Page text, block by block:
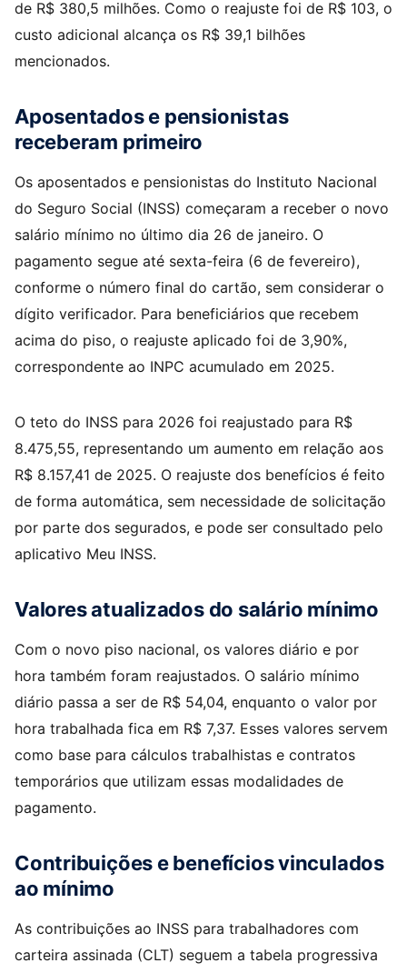
de R$ 380,5 milhões. Como o reajuste foi de R$ 103, o
custo adicional alcança os R$ 39,1 bilhões
mencionados.
Aposentados e pensionistas
receberam primeiro
Os aposentados e pensionistas do Instituto Nacional
do Seguro Social (INSS) começaram a receber o novo
salário mínimo no último dia 26 de janeiro. O
pagamento segue até sexta-feira (6 de fevereiro),
conforme o número final do cartão, sem considerar o
dígito verificador. Para beneficiários que recebem
acima do piso, o reajuste aplicado foi de 3,90%,
correspondente ao INPC acumulado em 2025.
O teto do INSS para 2026 foi reajustado para R$
8.475,55, representando um aumento em relação aos
R$ 8.157,41 de 2025. O reajuste dos benefícios é feito
de forma automática, sem necessidade de solicitação
por parte dos segurados, e pode ser consultado pelo
aplicativo Meu INSS.​
Valores atualizados do salário mínimo
Com o novo piso nacional, os valores diário e por
hora também foram reajustados. O salário mínimo
diário passa a ser de R$ 54,04, enquanto o valor por
hora trabalhada fica em R$ 7,37. Esses valores servem
como base para cálculos trabalhistas e contratos
temporários que utilizam essas modalidades de
pagamento.
Contribuições e benefícios vinculados
ao mínimo
As contribuições ao INSS para trabalhadores com
carteira assinada (CLT) seguem a tabela progressiva